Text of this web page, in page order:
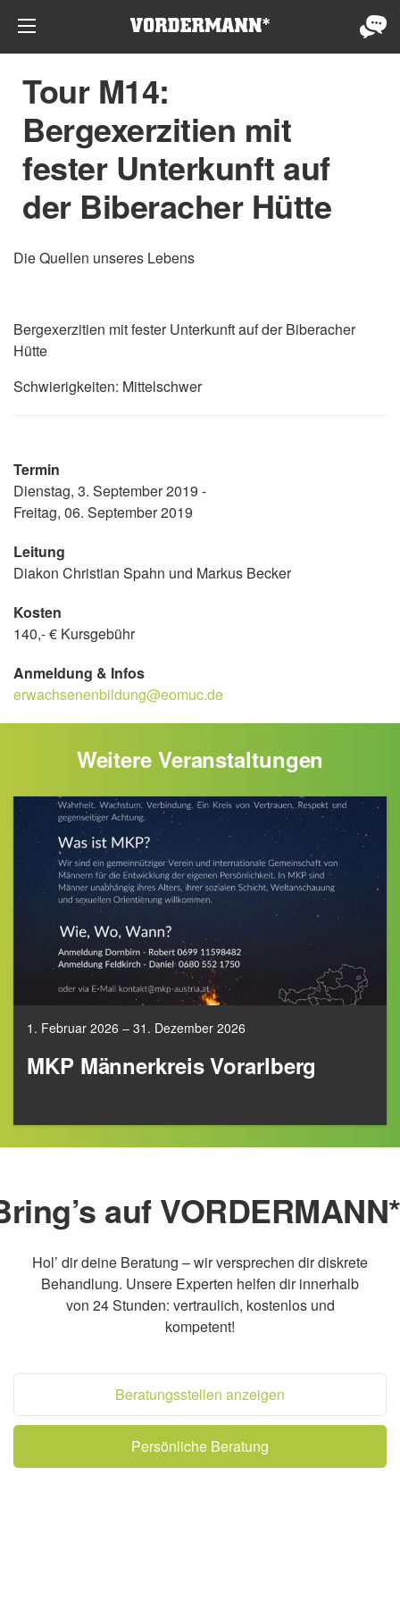
Tour M14:
Bergexerzitien mit
fester Unterkunft auf
der Biberacher Hütte
Die Quellen unseres Lebens
Bergexerzitien mit fester Unterkunft auf der Biberacher
Hütte
Schwierigkeiten: Mittelschwer
Termin
Dienstag, 3. September 2019 -
Freitag, 06. September 2019
Leitung
Diakon Christian Spahn und Markus Becker
Kosten
140,- € Kursgebühr
Anmeldung & Infos
erwachsenenbildung@eomuc.de
Weitere Veranstaltungen
1. Februar 2026 – 31. Dezember 2026
MKP Männerkreis Vorarlberg
auf
Hol’ dir deine Beratung – wir versprechen dir diskrete
Behandlung. Unsere Experten helfen dir innerhalb
von 24 Stunden: vertraulich, kostenlos und
kompetent!
Beratungsstellen anzeigen
Persönliche Beratung